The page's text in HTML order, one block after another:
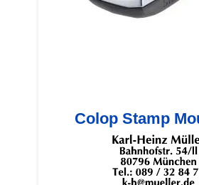
Colop Stamp